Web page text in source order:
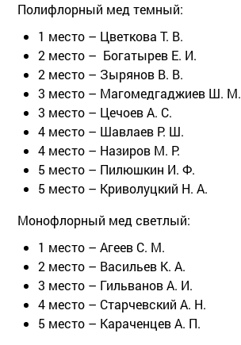
Полифлорный мед темный:
1 место – Цветкова Т. В.
2 место – Богатырев Е. И.
2 место – Зырянов В. В.
3 место – Магомедгаджиев Ш. М.
3 место – Цечоев А. С.
4 место – Шавлаев Р. Ш.
4 место – Назиров М. Р.
5 место – Пилюшкин И. Ф.
5 место – Криволуцкий Н. А.
Монофлорный мед светлый:
1 место – Агеев С. М.
2 место – Васильев К. А.
3 место – Гильванов А. И.
4 место – Старчевский А. Н.
5 место – Караченцев А. П.